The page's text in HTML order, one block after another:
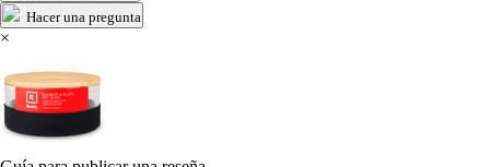
Hacer una pregunta
×